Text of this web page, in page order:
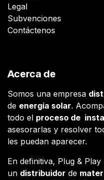
Legal
Subvenciones
Contáctenos
Acerca de
Somos una empresa
de energía solar.
todo el proceso de
asesorarlas y resolver
les puedan aparecer.
En definitiva, Plug & Play
un distribuidor de